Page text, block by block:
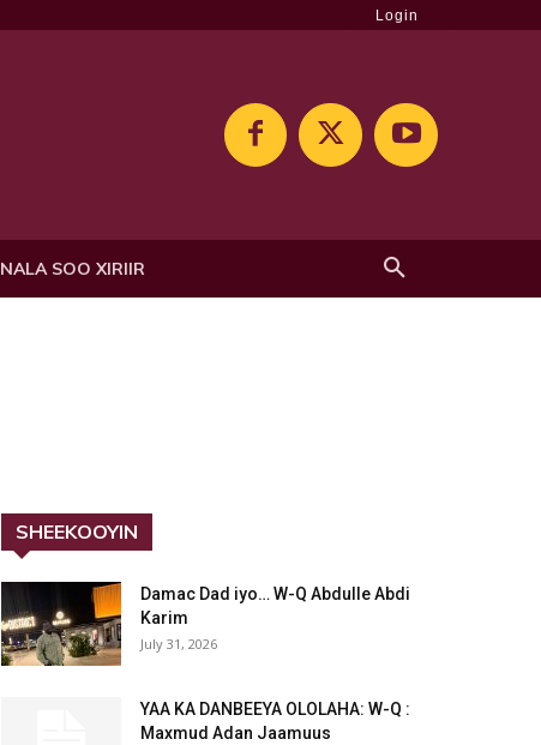
Login
NALA SOO XIRIIR
SHEEKOOYIN
Damac Dad iyo… W-Q Abdulle Abdi
Karim
July 31, 2026
YAA KA DANBEEYA OLOLAHA: W-Q :
Maxmud Adan Jaamuus